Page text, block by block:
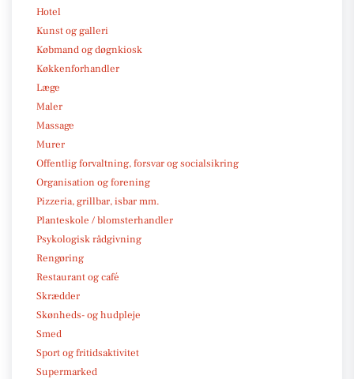
Hotel
Kunst og galleri
Købmand og døgnkiosk
Køkkenforhandler
Læge
Maler
Massage
Murer
Offentlig forvaltning, forsvar og socialsikring
Organisation og forening
Pizzeria, grillbar, isbar mm.
Planteskole / blomsterhandler
Psykologisk rådgivning
Rengøring
Restaurant og café
Skrædder
Skønheds- og hudpleje
Smed
Sport og fritidsaktivitet
Supermarked